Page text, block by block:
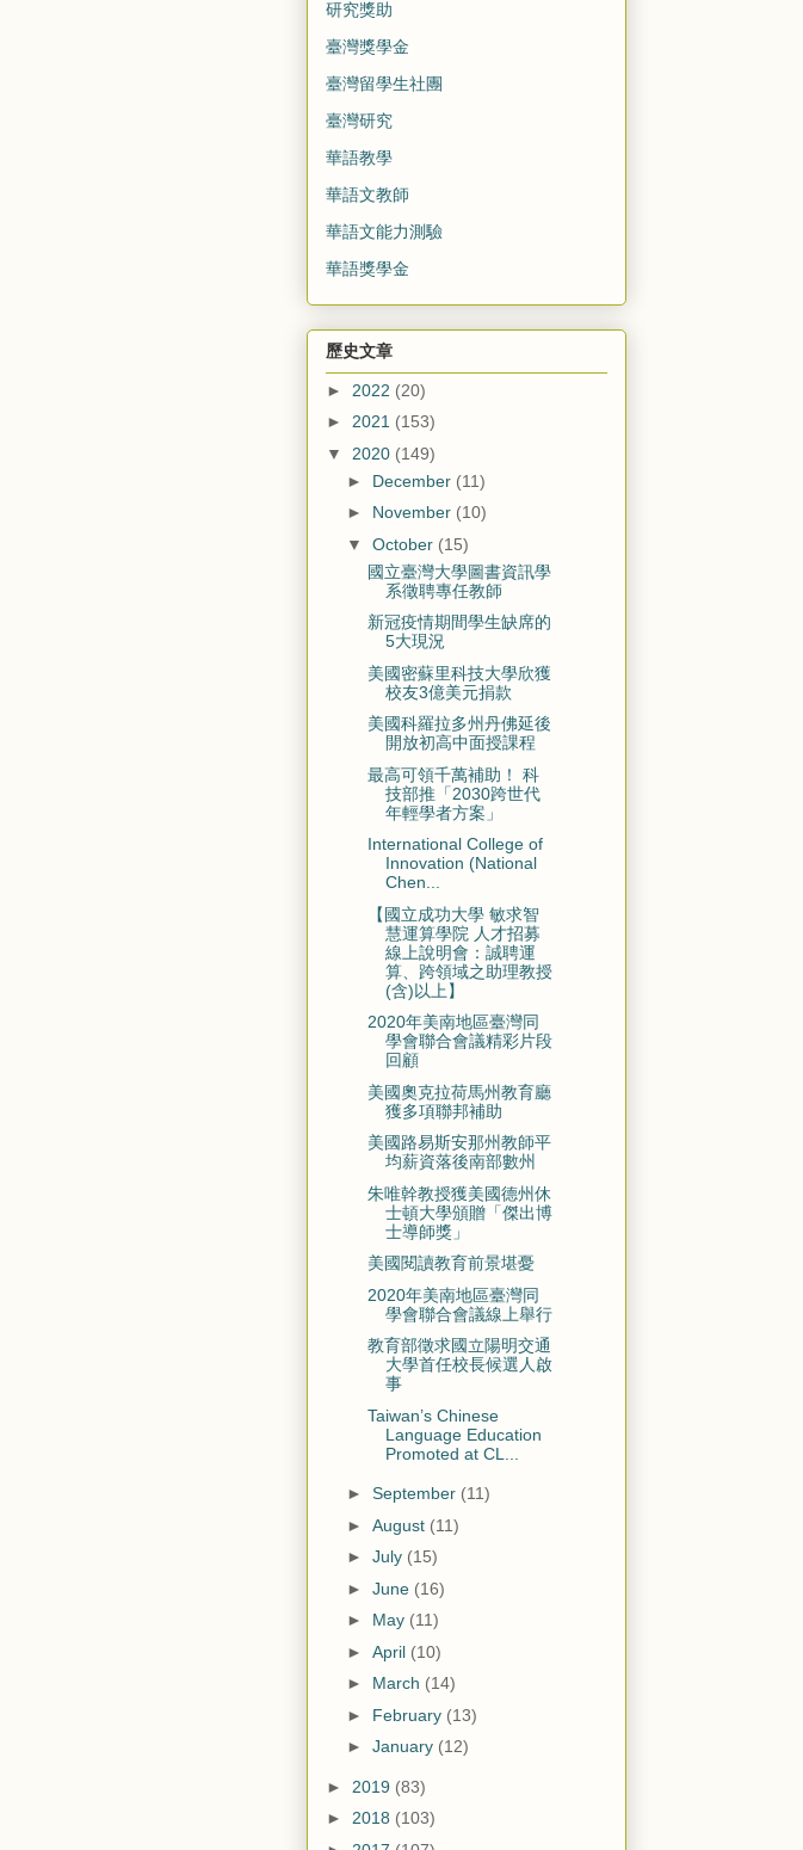
研究獎助
臺灣獎學金
臺灣留學生社團
臺灣研究
華語教學
華語文教師
華語文能力測驗
華語獎學金
歷史文章
► 2022 (20)
► 2021 (153)
▼ 2020 (149)
► December (11)
► November (10)
▼ October (15)
國立臺灣大學圖書資訊學
系徵聘專任教師
新冠疫情期間學生缺席的
5大現況
美國密蘇里科技大學欣獲
校友3億美元捐款
美國科羅拉多州丹佛延後
開放初高中面授課程
最高可領千萬補助！ 科
技部推「2030跨世代
年輕學者方案」
International College of
Innovation (National
Chen...
【國立成功大學 敏求智
慧運算學院 人才招募
線上說明會：誠聘運
算、跨領域之助理教授
(含)以上】
2020年美南地區臺灣同
學會聯合會議精彩片段
回顧
美國奧克拉荷馬州教育廳
獲多項聯邦補助
美國路易斯安那州教師平
均薪資落後南部數州
朱唯幹教授獲美國德州休
士頓大學頒贈「傑出博
士導師獎」
美國閱讀教育前景堪憂
2020年美南地區臺灣同
學會聯合會議線上舉行
教育部徵求國立陽明交通
大學首任校長候選人啟
事
Taiwan’s Chinese
Language Education
Promoted at CL...
► September (11)
► August (11)
► July (15)
► June (16)
► May (11)
► April (10)
► March (14)
► February (13)
► January (12)
► 2019 (83)
► 2018 (103)